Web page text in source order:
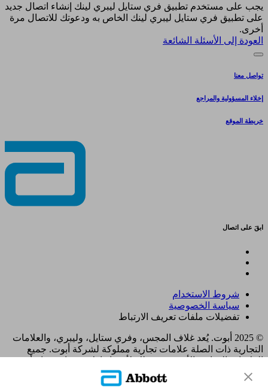
يجب على مستخدم تطبيق فري ستايل ليبري لينك إنشاء اتصال جديد
على تطبيق فري ستايل ليبري لينك الخاص به ودعوتك للاتصال مرة
أخرى.
العودة إلى الأسئلة الشائعة
تواصل معنا
إخلاء المسؤولية والمراجع
خريطة الموقع
ابقَ على اتصال
شروط الاستخدام
سياسة الخصوصية
تفضيلات ملفات تعريف الارتباط
© 2025 أبوت. يُعد غلاف المجس، وفري ستايل، وليبري، والعلامات
التجارية ذات الصلة علامات تجارية مملوكة لشركة أبوت. جميع
العلامات التجارية الأخرى هي ملك لأصحابها. لا يجوز استخدام أي
علامة تجارية، أو اسم تجاري، أو تصميم تجاري مملوك لشركة أبوت
على هذا الموقع دون الحصول على تصريح كتابي مسبق من شركة